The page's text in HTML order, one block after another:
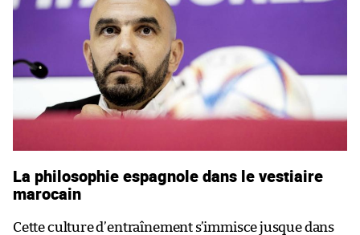
La philosophie espagnole dans le vestiaire
marocain
Cette culture d’entraînement s’immisce jusque dans